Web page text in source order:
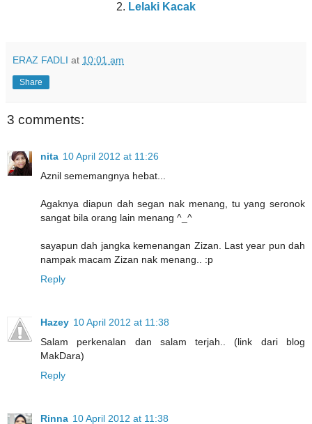
2. Lelaki Kacak
ERAZ FADLI at 10:01 am
Share
3 comments:
nita 10 April 2012 at 11:26
Aznil sememangnya hebat...
Agaknya diapun dah segan nak menang, tu yang seronok
sangat bila orang lain menang ^_^
sayapun dah jangka kemenangan Zizan. Last year pun dah
nampak macam Zizan nak menang.. :p
Reply
Hazey 10 April 2012 at 11:38
Salam perkenalan dan salam terjah.. (link dari blog
MakDara)
Reply
Rinna 10 April 2012 at 11:38